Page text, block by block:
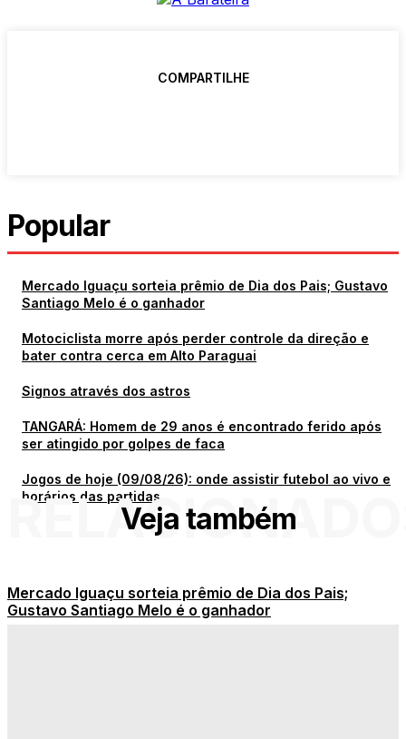
COMPARTILHE
Popular
Mercado Iguaçu sorteia prêmio de Dia dos Pais; Gustavo
Santiago Melo é o ganhador
Motociclista morre após perder controle da direção e
bater contra cerca em Alto Paraguai
Signos através dos astros
TANGARÁ: Homem de 29 anos é encontrado ferido após
ser atingido por golpes de faca
Jogos de hoje (09/08/26): onde assistir futebol ao vivo e
horários das partidas
Veja também
Mercado Iguaçu sorteia prêmio de Dia dos Pais;
Gustavo Santiago Melo é o ganhador